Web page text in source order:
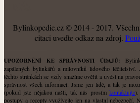
Bylinkopedie.cz © 2014 - 2017.
citaci uveďte odkaz na zdroj.
UPOZORNĚNÍ KE SPRÁVNOSTI ÚDAJŮ:
zapálených bylinkářů a milovníků lidového
těchto stránkách se vždy snažíme ověřit a uvést na
správnost všech informací. Jsme jen lidé, a tak je
(pokud jste nějakou našli, tak nás prosímkontaktujte
postupy a recepty využívejte jen na vlastní nebezpečí.